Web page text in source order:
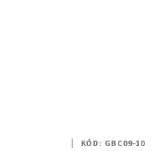
KÓD: GBC09-10